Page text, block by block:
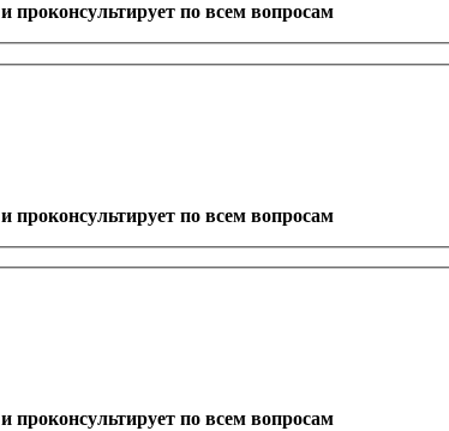
и проконсультирует по всем вопросам
и проконсультирует по всем вопросам
и проконсультирует по всем вопросам